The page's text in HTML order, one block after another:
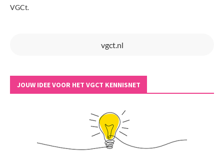
VGCt.
vgct.nl
JOUW IDEE VOOR HET VGCT KENNISNET